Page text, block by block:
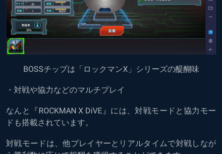
BOSSチップは「ロックマンX」シリーズの醍醐味
・対戦や協力などのマルチプレイ
なんと『ROCKMAN X DiVE』には、対戦モードと協力モー
ドも搭載されています。
対戦モードは、他プレイヤーとリアルタイムで対戦しなが